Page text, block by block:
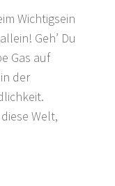
Wichtigsein
Geh’ Du
Gas auf
der
Welt,